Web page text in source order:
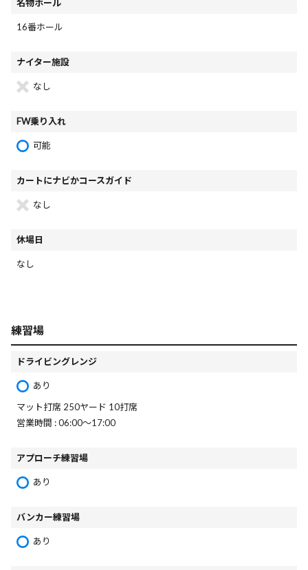
名物ホール
16番ホール
ナイター施設
なし
FW乗り入れ
可能
カートにナビかコースガイド
なし
休場日
なし
練習場
ドライビングレンジ
あり
マット打席 250ヤード 10打席
営業時間 : 06:00～17:00
アプローチ練習場
あり
バンカー練習場
あり